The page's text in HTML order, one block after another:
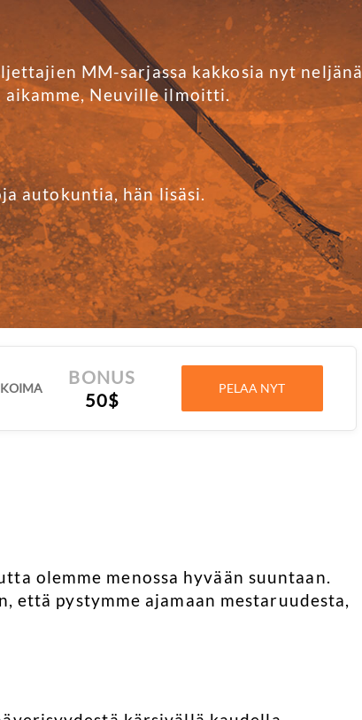
MM-sarjassa kakkosia nyt neljänä
aikamme, Neuville ilmoitti.
autokuntia, hän lisäsi.
BONUS
50$
PELAA NYT
olemme menossa hyvään suuntaan.
pystymme ajamaan mestaruudesta,